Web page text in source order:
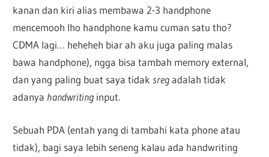
kanan dan kiri alias membawa 2-3 handphone
mencemooh lho handphone kamu cuman satu tho?
CDMA lagi… heheheh biar ah aku juga paling malas
bawa handphone), ngga bisa tambah memory external,
dan yang paling buat saya tidak sregadalah tidak
adanya handwriting input.
Sebuah PDA (entah yang di tambahi kata phone atau
tidak), bagi saya lebih seneng kalau ada handwriting